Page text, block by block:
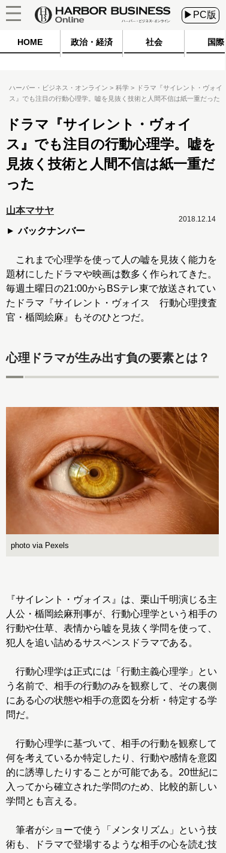
▶PC版
HOME 政治・経済 社会 国際
ハーバー・ビジネス・オンライン 科学
ドラマ『サイレント・ヴォイ
ス』でも注目の行動心理学。嘘を見抜く技術と人間不信は紙一重だった
ドラマ『サイレント・ヴォイ
ス』でも注目の行動心理学。嘘を
見抜く技術と人間不信は紙一重だ
った
山本マサヤ
バックナンバー
2018.12.14
これまで心理学を使って人の嘘を見抜く能力を
題材にしたドラマや映画は数多く作られてきた。
毎週土曜日の21:00からBSテレ東で放送されてい
たドラマ『サイレント・ヴォイス 行動心理捜査
官・楯岡絵麻』もそのひとつだ。
心理ドラマが生み出す負の要素とは？
photo via Pexels
『サイレント・ヴォイス』は、栗山千明演じる主
人公・楯岡絵麻刑事が、行動心理学という相手の
行動や仕草、表情から嘘を見抜く学問を使って、
犯人を追い詰めるサスペンスドラマである。
行動心理学は正式には「行動主義心理学」とい
う名前で、相手の行動のみを観察して、その裏側
にある心の状態や相手の意図を分析・特定する学
問だ。
行動心理学に基づいて、相手の行動を観察して
何を考えているか特定したり、行動や感情を意図
的に誘導したりすることが可能である。20世紀に
入ってから確立された学問のため、比較的新しい
学問とも言える。
筆者がショーで使う「メンタリズム」という技
術も、ドラマで登場するような相手の心を読む技